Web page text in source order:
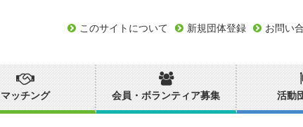
このサイトについて 新規団体登録
お問い
マッチング 会員・ボランティア募集 活動